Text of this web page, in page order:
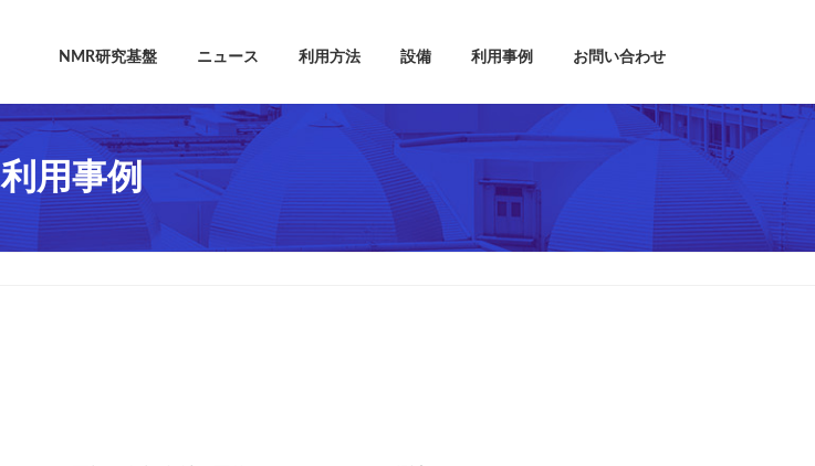
NMR研究基盤 ニュース 利用方法 設備 利用事例 お問い合わせ
利用事例